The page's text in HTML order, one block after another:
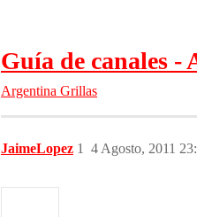
Guía de canales -
Argentina Grillas
JaimeLopez 4 Agosto, 2011
1